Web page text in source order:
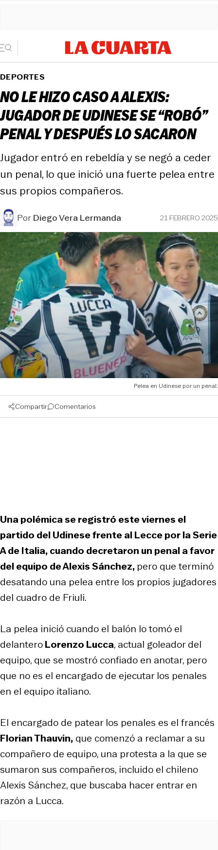
DEPORTES
NO LE HIZO CASO A ALEXIS:
JUGADOR DE UDINESE SE “ROBÓ”
PENAL Y DESPUÉS LO SACARON
Jugador entró en rebeldía y se negó a ceder
un penal, lo que inició una fuerte pelea entre
sus propios compañeros.
PorDiego Vera Lermanda 21 FEBRERO 2025
Pelea en Udinese por un penal.
Compartir Comentarios
Una polémica se registró este viernes el
partido del Udinese frente al Lecce por la Serie
A de Italia, cuando decretaron un penal a favor
del equipo de Alexis Sánchez, pero que terminó
desatando una pelea entre los propios jugadores
del cuadro de Friuli.
La pelea inició cuando el balón lo tomó el
delanteroLorenzo Lucca, actual goleador del
equipo, que se mostró confiado en anotar, pero
que no es el encargado de ejecutar los penales
en el equipo italiano.
El encargado de patear los penales es el francés
Florian Thauvin, que comenzó a reclamar a su
compañero de equipo, una protesta a la que se
sumaron sus compañeros, incluido el chileno
Alexis Sánchez, que buscaba hacer entrar en
razón a Lucca.